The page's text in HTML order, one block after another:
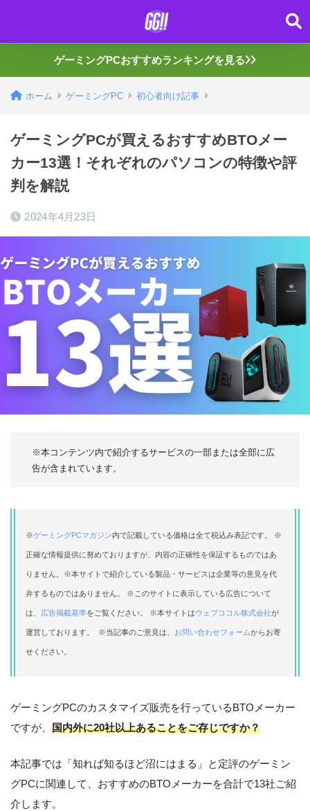
ゲーミングPCおすすめランキングを見る
ホーム ゲーミングPC 初心者向け記事
ゲーミングPCが買えるおすすめBTOメー
カー13選！それぞれのパソコンの特徴や評
判を解説
2024年4月23日
※本コンテンツ内で紹介するサービスの一部または全部に広
告が含まれています。
※ゲーミングPCマガジン内で記載している価格は全て税込み表記です。 ※
正確な情報提供に努めておりますが、内容の正確性を保証するものではあ
りません。※本サイトで紹介している製品・サービスは企業等の意見を代
弁するものではありません。 ※このサイトに表示している広告について
は、 広告掲載基準をご覧ください。 ※本サイトはウェブココル株式会社が
運営しております。 ※当記事のご意見は、 お問い合わせフォームからお寄
せください。
ゲーミングPCのカスタマイズ販売を行っているBTOメーカー
ですが、 国内外に20社以上あることをご存じですか？
本記事では「知れば知るほど沼にはまる」と定評のゲーミン
グPCに関連して、おすすめのBTOメーカーを合計で13社ご紹
介します。